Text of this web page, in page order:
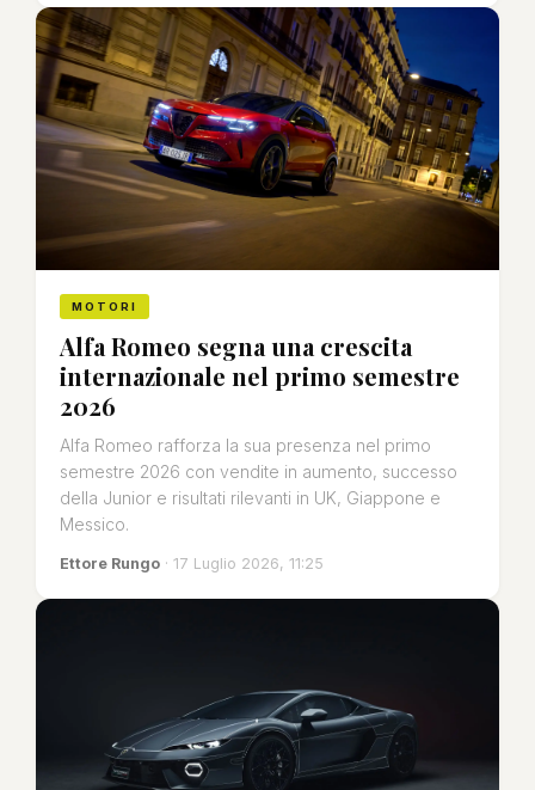
MOTORI
Alfa Romeo segna una crescita
internazionale nel primo semestre
2026
Alfa Romeo rafforza la sua presenza nel primo
semestre 2026 con vendite in aumento, successo
della Junior e risultati rilevanti in UK, Giappone e
Messico.
Ettore Rungo · 17 Luglio 2026, 11:25